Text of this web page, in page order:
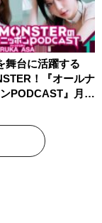
舞台に活躍する
！『オールナ
PODCAST』月替
リティ